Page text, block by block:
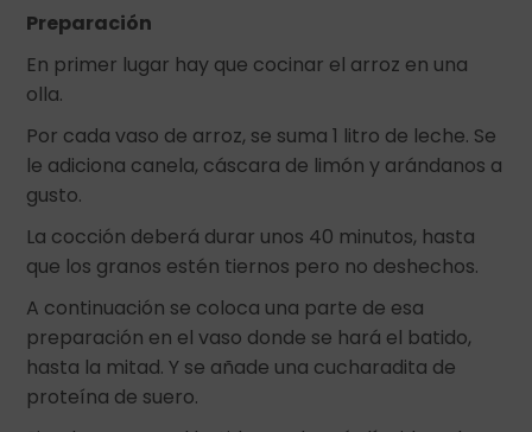
Preparación
En primer lugar hay que cocinar el arroz en una
olla.
Por cada vaso de arroz, se suma 1 litro de leche. Se
le adiciona canela, cáscara de limón y arándanos a
gusto.
La cocción deberá durar unos 40 minutos, hasta
que los granos estén tiernos pero no deshechos.
A continuación se coloca una parte de esa
preparación en el vaso donde se hará el batido,
hasta la mitad. Y se añade una cucharadita de
proteína de suero.